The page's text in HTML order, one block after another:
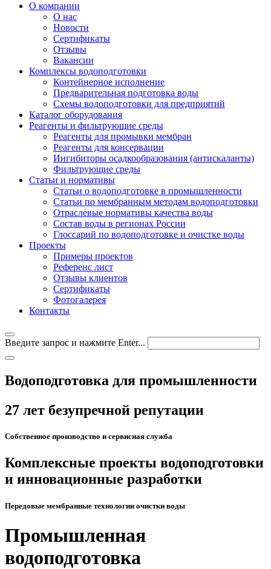
О компании
О нас
Новости
Сертификаты
Отзывы
Вакансии
Комплексы водоподготовки
Контейнерное исполнение
Предварительная подготовка воды
Схемы водоподготовки для предприятий
Каталог оборудования
Реагенты и фильтрующие среды
Реагенты для промывки мембран
Реагенты для консервации
Ингибиторы осадкообразования (антискаланты)
Фильтрующие среды
Статьи и нормативы
Статьи о водоподготовке в промышленности
Статьи по мембранным методам водоподготовки
Отраслевые нормативы качества воды
Состав воды в регионах России
Глоссарий по водоподготовке и очистке воды
Проекты
Примеры проектов
Референс лист
Отзывы клиентов
Сертификаты
Фотогалерея
Контакты
Введите запрос и нажмите Enter...
Водоподготовка для промышленности
27 лет безупречной репутации
Собственное производство и сервисная служба
Комплексные проекты водоподготовки
и инновационные разработки
Передовые мембранные технологии очистки воды
Промышленная
водоподготовка